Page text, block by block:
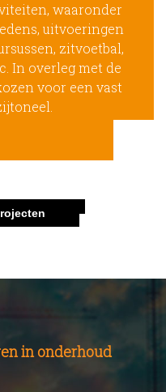
waaronder
uitvoeringen
zitvoetbal,
In overleg met de
voor een vast
in onderhoud